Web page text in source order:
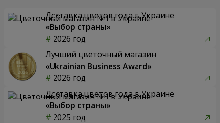
Доставка цветов года в Украине
«Выбор страны»
2026 год
Лучший цветочный магазин
«Ukrainian Business Award»
2026 год
Доставка цветов года в Украине
«Выбор страны»
2025 год